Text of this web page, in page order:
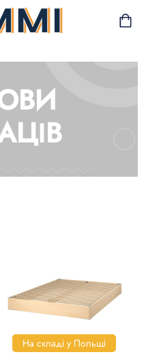
На складі у Польщі